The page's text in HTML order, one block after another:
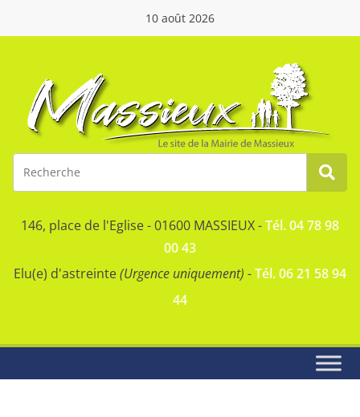
10 août 2026
146, place de l'Eglise - 01600 MASSIEUX -Tél. 04 78 98
00 43
Elu(e) d'astreinte(Urgence uniquement) -Tél. 06 21 58 94
44